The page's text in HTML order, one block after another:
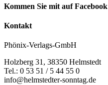
Kommen Sie mit auf Facebook
Kontakt
Phönix-Verlags-GmbH
Holzberg 31, 38350 Helmstedt
Tel.: 0 53 51 / 5 44 55 0
info@helmstedter-sonntag.de